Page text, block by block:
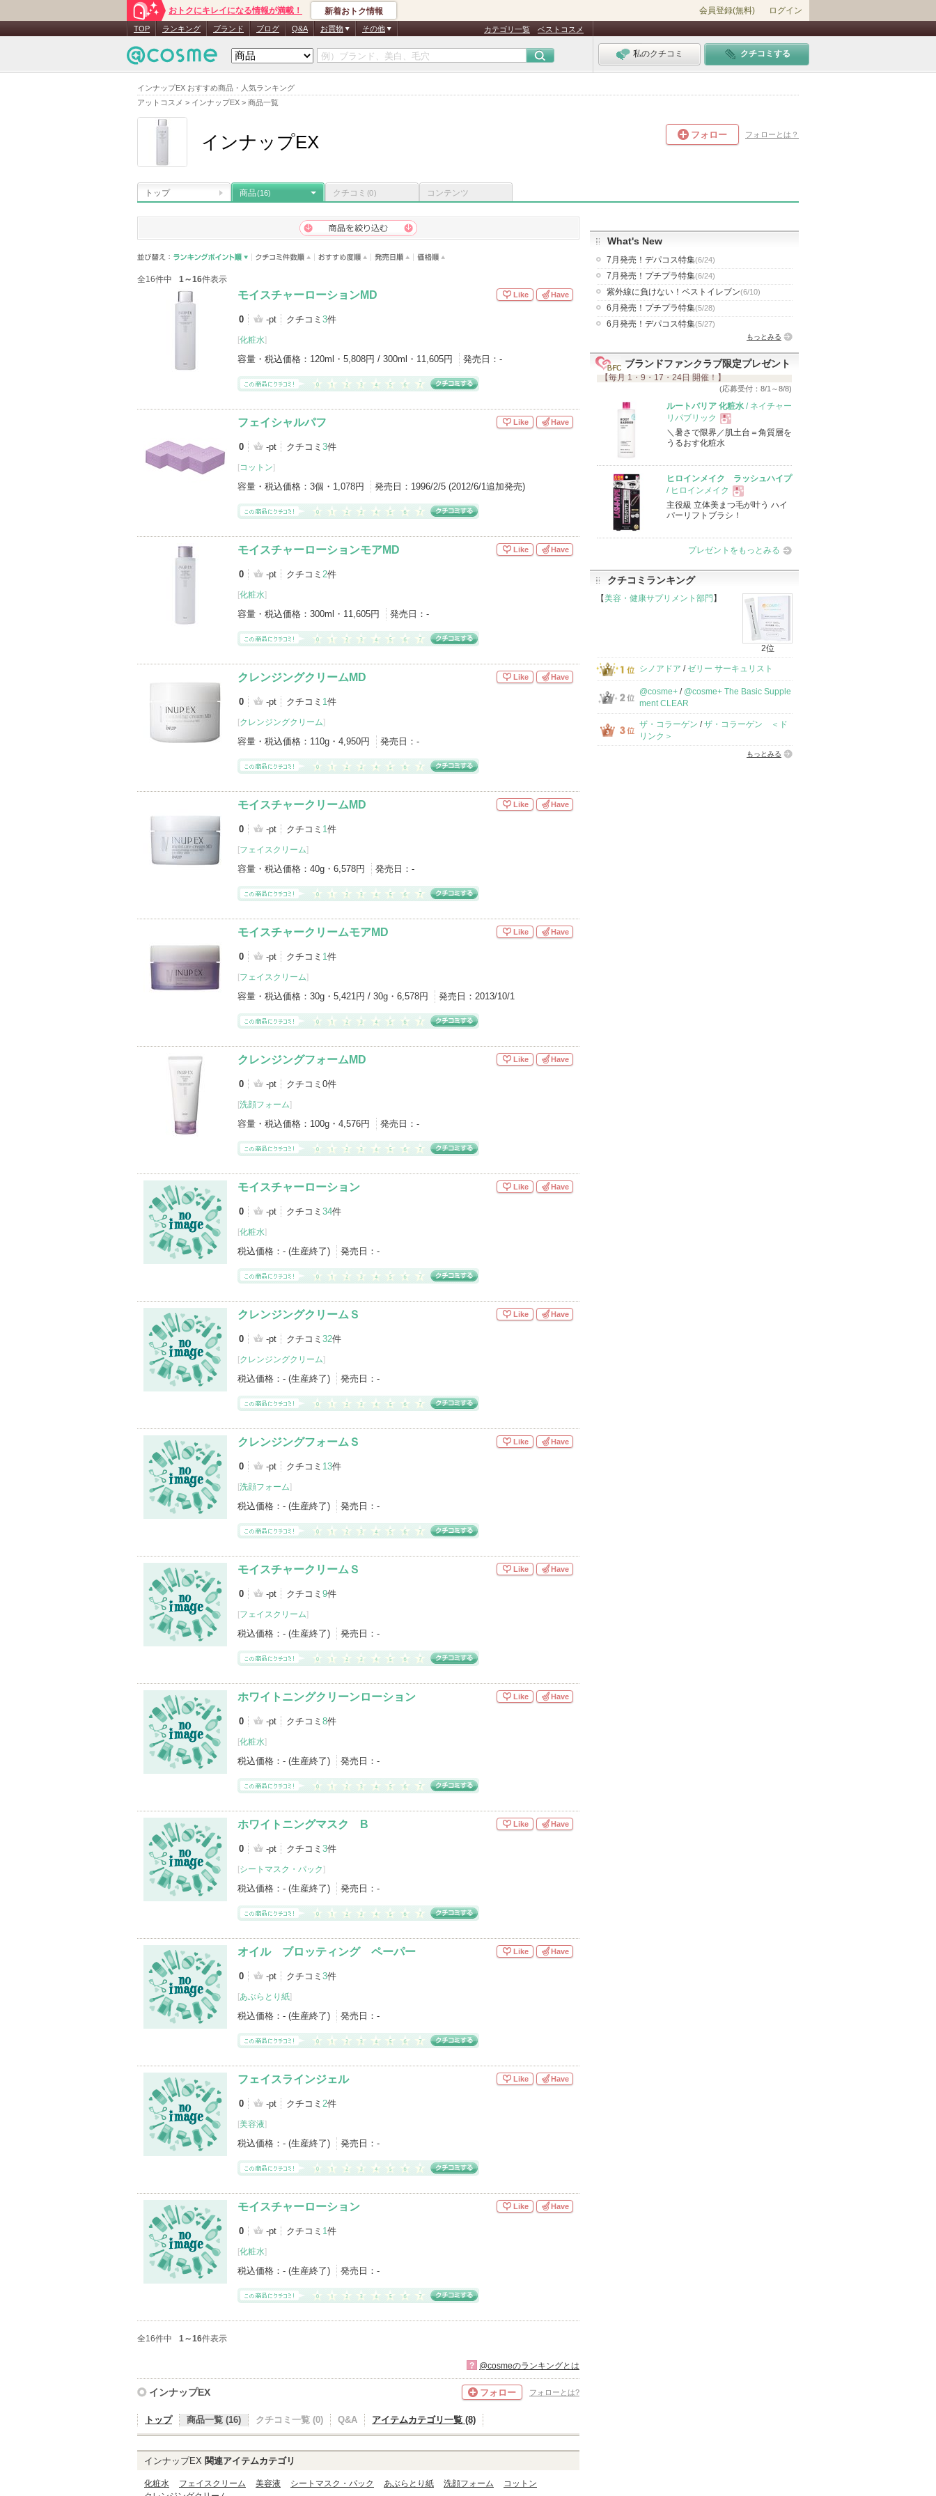
インナップEX おすすめ商品・人気ランキング
アットコスメ > インナップEX > 商品一覧
おトクにキレイになる情報が満載！ 新着おトク情報 会員登録(無料) ログイン
TOP ランキング ブランド ブログ Q&A お買物 その他 カテゴリ一覧 ベストコスメ
私のクチコミ クチコミする
インナップEX フォロー フォローとは？
トップ 商品(16) クチコミ (0) コンテンツ
全16件中 1～16件表示
モイスチャーローションMD
0 -pt クチコミ 3件
[化粧水]
容量・税込価格： 120ml・5,808円 / 300ml・11,605円 発売日： -
Like Have
フェイシャルパフ
0 -pt クチコミ 3件
[コットン]
容量・税込価格： 3個・1,078円 発売日： 1996/2/5 (2012/6/1追加発売)
Like Have
モイスチャーローションモアMD
0 -pt クチコミ 2件
[化粧水]
容量・税込価格： 300ml・11,605円 発売日： -
Like Have
クレンジングクリームMD
0 -pt クチコミ 1件
[クレンジングクリーム]
容量・税込価格： 110g・4,950円 発売日： -
Like Have
モイスチャークリームMD
0 -pt クチコミ 1件
[フェイスクリーム]
容量・税込価格： 40g・6,578円 発売日： -
Like Have
モイスチャークリームモアMD
0 -pt クチコミ 1件
[フェイスクリーム]
容量・税込価格： 30g・5,421円 / 30g・6,578円 発売日： 2013/10/1
Like Have
クレンジングフォームMD
0 -pt クチコミ0件
[洗顔フォーム]
容量・税込価格： 100g・4,576円 発売日： -
Like Have
モイスチャーローション
0 -pt クチコミ 34件
[化粧水]
税込価格： - (生産終了) 発売日： -
Like Have
クレンジングクリームＳ
0 -pt クチコミ 32件
[クレンジングクリーム]
税込価格： - (生産終了) 発売日： -
Like Have
クレンジングフォームＳ
0 -pt クチコミ 13件
[洗顔フォーム]
税込価格： - (生産終了) 発売日： -
Like Have
モイスチャークリームＳ
0 -pt クチコミ 9件
[フェイスクリーム]
税込価格： - (生産終了) 発売日： -
Like Have
ホワイトニングクリーンローション
0 -pt クチコミ 8件
[化粧水]
税込価格： - (生産終了) 発売日： -
Like Have
ホワイトニングマスク B
0 -pt クチコミ 3件
[シートマスク・パック]
税込価格： - (生産終了) 発売日： -
Like Have
オイル ブロッティング ペーパー
0 -pt クチコミ 3件
[あぶらとり紙]
税込価格： - (生産終了) 発売日： -
Like Have
フェイスラインジェル
0 -pt クチコミ 2件
[美容液]
税込価格： - (生産終了) 発売日： -
Like Have
モイスチャーローション
0 -pt クチコミ 1件
[化粧水]
税込価格： - (生産終了) 発売日： -
Like Have
全16件中 1～16件表示
? @cosmeのランキングとは
インナップEX フォロー フォローとは?
トップ 商品一覧 (16) クチコミ一覧 (0) Q&A アイテムカテゴリ一覧 (8)
インナップEX 関連アイテムカテゴリ
化粧水 フェイスクリーム 美容液 シートマスク・パック あぶらとり紙 洗顔フォーム
コットン
What's New
7月発売！デパコス特集(6/24)
7月発売！プチプラ特集(6/24)
紫外線に負けない！ベストイレブン(6/10)
6月発売！プチプラ特集(5/28)
6月発売！デパコス特集(5/27)
もっとみる
ブランドファンクラブ限定プレゼント
【毎月 1・9・17・24日 開催！】
(応募受付：8/1～8/8)
ルートバリア 化粧水 / ネイチャー
リパブリック
現
品
＼暑さで限界／肌土台＝角質層を
うるおす化粧水
ヒロインメイク ラッシュハイプ
/ ヒロインメイク
現
品
主役級 立体美まつ毛が叶う ハイ
パーリフトブラシ！
プレゼントをもっとみる
クチコミランキング
【美容・健康サプリメント部門 】
2位
シノアドア /ゼリー サーキュリスト
@cosme+ / @cosme+ The Basic Supple
ment CLEAR
ザ・コラーゲン /ザ・コラーゲン ＜ド
リンク＞
もっとみる